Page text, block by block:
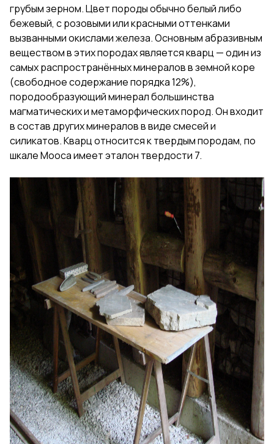
грубым зерном. Цвет породы обычно белый либо
бежевый, с розовыми или красными оттенками
вызванными окислами железа. Основным абразивным
веществом в этих породах является кварц — один из
самых распространённых минералов в земной коре
(свободное содержание порядка 12%),
породообразующий минерал большинства
магматических и метаморфических пород. Он входит
в состав других минералов в виде смесей и
силикатов. Кварц относится к твердым породам, по
шкале Мооса имеет эталон твердости 7.